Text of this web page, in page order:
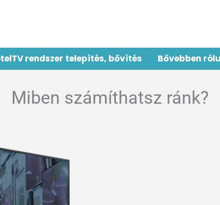
rendszer telepítés, bővítés Bővebben
Miben számíthatsz ránk?